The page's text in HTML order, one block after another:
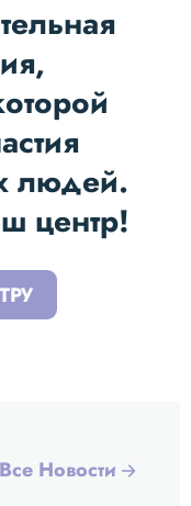
людей.
центр!
Все Новости